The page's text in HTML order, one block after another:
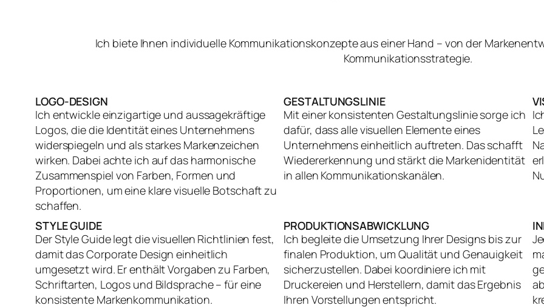
Ich biete Ihnen individuelle Kommunikationskonzepte aus einer Hand – von der
Kommunikationsstrategie.
LOGO-DESIGN
Ich entwickle einzigartige und aussagekräftige
Logos, die die Identität eines Unternehmens
widerspiegeln und als starkes Markenzeichen
wirken. Dabei achte ich auf das harmonische
Zusammenspiel von Farben, Formen und
Proportionen, um eine klare visuelle Botschaft zu
schaffen.
GESTALTUNGSLINIE
Mit einer konsistenten Gestaltungslinie sorge ich
dafür, dass alle visuellen Elemente eines
Unternehmens einheitlich auftreten. Das schafft
Wiedererkennung und stärkt die Markenidentität
in allen Kommunikationskanälen.
STYLE GUIDE
Der Style Guide legt die visuellen Richtlinien fest,
damit das Corporate Design einheitlich
umgesetzt wird. Er enthält Vorgaben zu Farben,
Schriftarten, Logos und Bildsprache – für eine
konsistente Markenkommunikation.
PRODUKTIONSABWICKLUNG
Ich begleite die Umsetzung Ihrer Designs bis zur
finalen Produktion, um Qualität und Genauigkeit
sicherzustellen. Dabei koordiniere ich mit
Druckereien und Herstellern, damit das Ergebnis
Ihren Vorstellungen entspricht.